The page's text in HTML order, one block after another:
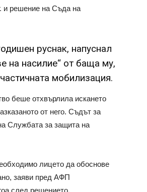
и решение на Съда на
руснак, напуснал
на насилие“ от баща му,
мобилизация.
беше отхвърлила искането
от него. Съдът за
Службата за защита на
лицето да обоснове
заяви пред АФП
след решението.